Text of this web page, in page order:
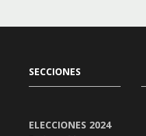
SECCIONES
ELECCIONES 2024